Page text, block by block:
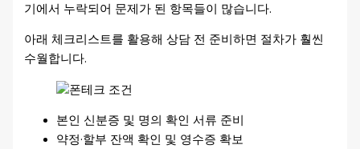
기에서 누락되어 문제가 된 항목들이 많습니다.
아래 체크리스트를 활용해 상담 전 준비하면 절차가 훨씬
수월합니다.
본인 신분증 및 명의 확인 서류 준비
약정·할부 잔액 확인 및 영수증 확보